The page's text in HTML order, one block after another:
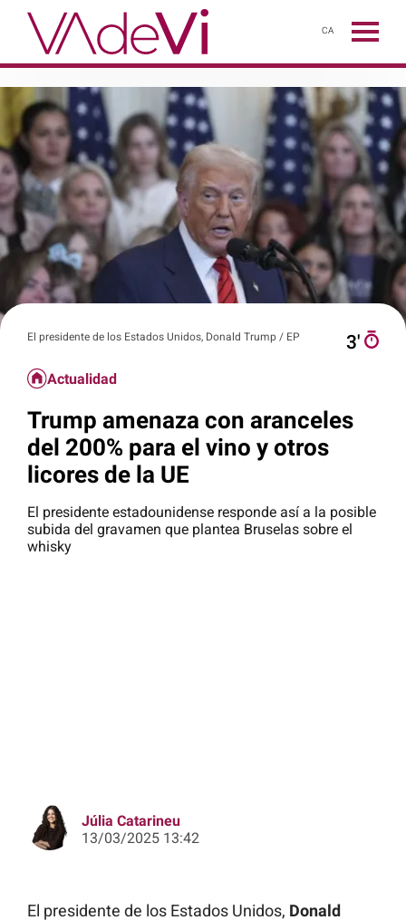
CA
El presidente de los Estados Unidos, Donald Trump / EP 3′
Actualidad
Trump amenaza con aranceles
del 200% para el vino y otros
licores de la UE
El presidente estadounidense responde así a la posible
subida del gravamen que plantea Bruselas sobre el
whisky
Júlia Catarineu
13/03/2025 13:42
El presidente de los Estados Unidos, Donald